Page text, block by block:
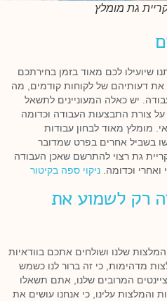
גת מומלץ
לכם מאוד בזמן בחירתכם
של לקוחות קודמים, מה
יש כאלה המעוניינים לתשאל
התבצעות העבודה וכדומה
מאוד לבחון עבודות
אחרים בפרט שמדובר
גת רצוי להתרשם שאכן העבודה
וכדומה.ניקוי ספה בקיטור
לשמוע את
שלנו ושולחים אתכם בוודאיות
כי זה ברור לנו כשמש
המרובים שלנו, אתם תשאלו
עלינו, כי אנחנו עושים את